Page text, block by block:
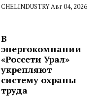
CHELINDUSTRYАвг 04, 2026
В
энергокомпании
«Россети Урал»
укрепляют
систему охраны
труда